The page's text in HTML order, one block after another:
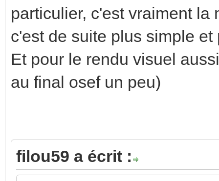
particulier, c'est vraiment la
c'est de suite plus simple et
Et pour le rendu visuel
au final osef un peu)
filou59 a écrit :